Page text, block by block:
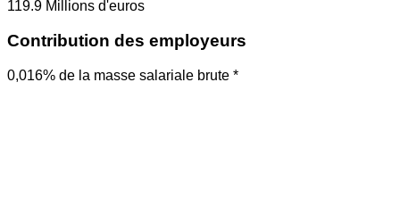
119.9 Millions d'euros
Contribution des employeurs
0,016% de la masse salariale brute *